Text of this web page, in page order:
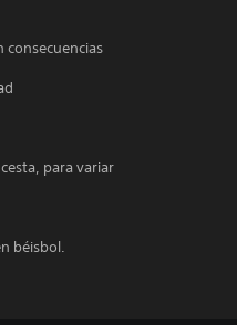
consecuencias
para variar
béisbol.